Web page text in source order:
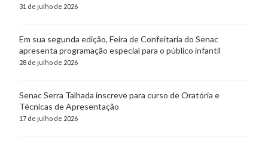
31 de julho de 2026
Em sua segunda edição, Feira de Confeitaria do Senac
apresenta programação especial para o público infantil
28 de julho de 2026
Senac Serra Talhada inscreve para curso de Oratória e
Técnicas de Apresentação
17 de julho de 2026